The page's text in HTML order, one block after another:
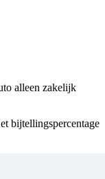
alleen zakelijk
bijtellingspercentage